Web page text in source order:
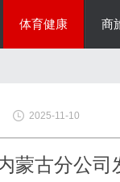
体育健康 商
2025-11-10
蒙古分公